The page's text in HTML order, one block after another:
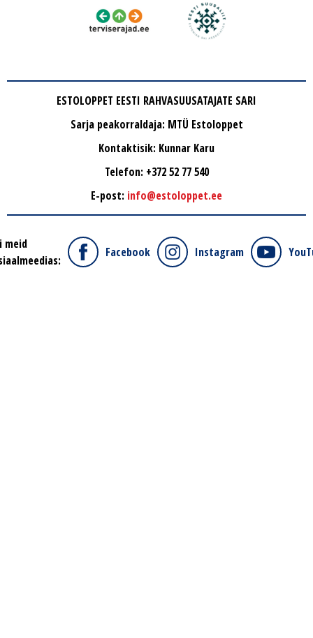
ESTOLOPPET EESTI RAHVASUUSATAJATE SARI
Sarja peakorraldaja: MTÜ Estoloppet
Kontaktisik: Kunnar Karu
Telefon: +372 52 77 540
E-post: info@estoloppet.ee
meid
Facebook Instagram